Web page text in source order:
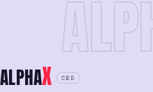
ALPHAX CBD